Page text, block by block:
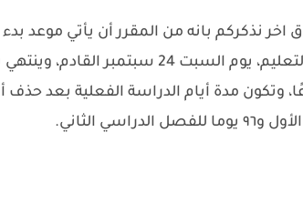
نذكركم بانه من المقرر أن يأتي موعد بدء
الدراسي الثاني.